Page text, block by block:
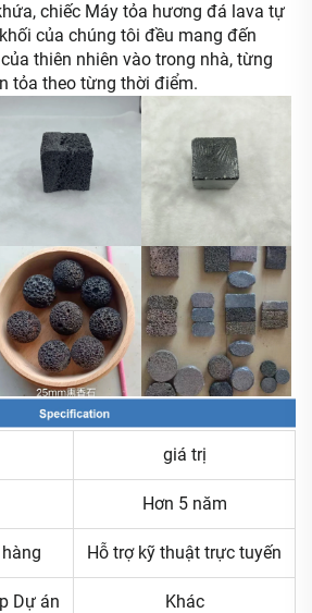
chiếc Máy tỏa hương đá lava tự
của chúng tôi đều mang đến
thiên nhiên vào trong nhà, từng
tỏa theo từng thời điểm.
giá trị
Hơn 5 năm
Hỗ trợ kỹ thuật trực tuyến
Dự án Khác